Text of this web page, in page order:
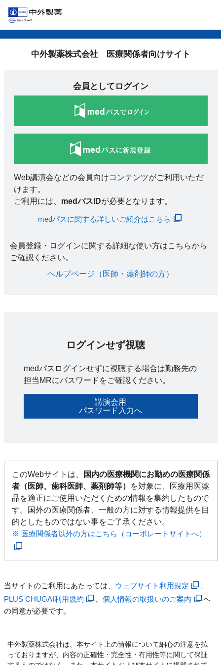
中外製薬株式会社 医療関係者向けサイト
会員としてログイン
Web講演会などの会員向けコンテンツがご利用いただ
けます。
ご利用には、 medパスIDが必要となります。
medパスに関する詳しいご紹介はこちら
会員登録・ログインに関する詳細な使い方はこちらから
ご確認ください。​
ヘルプページ（医師・薬剤師の方）​
ログインせず視聴
medパスログインせずに視聴する場合は勤務先の
担当MRにパスワードをご確認ください。
講演会用
パスワード入力へ
このWebサイトは、
国内の医療機関にお勤めの医療関係
者（医師、歯科医師、薬剤師等）
を対象に、医療用医薬
品を適正にご使用いただくための情報を集約したもので
す。国外の医療関係者、一般の方に対する情報提供を目
的としたものではない事をご了承ください。
※ 医療関係者以外の方はこちら（コーポレートサイトへ）
当サイトのご利用にあたっては、 ウェブサイト利用規定
PLUS CHUGAI利用規約
、個人情報の取扱いのご案内
へ
の同意が必要です。
中外製薬株式会社は、本サイト上の情報について細心の注意を払
っておりますが、内容の正確性・完全性・有用性等に関して保証